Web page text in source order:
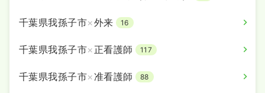
千葉県我孫子市×外来 16
千葉県我孫子市× 正看護師 117
千葉県我孫子市×准看護師 88